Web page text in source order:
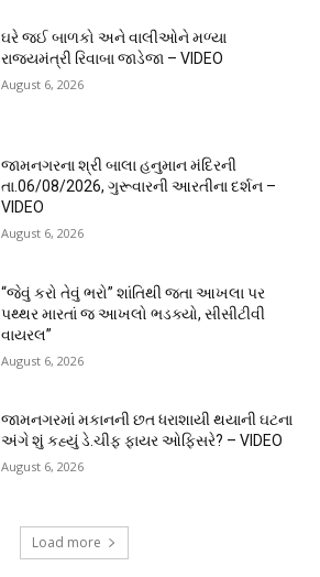
ઘરે જઈ બાળકો અને વાલીઓને મળ્યા
રાજ્યમંત્રી રિવાબા જાડેજા – VIDEO
August 6, 2026
જામનગરના શ્રી બાલા હનુમાન મંદિરની
તા.06/08/2026, ગુરૂવારની આરતીના દર્શન –
VIDEO
August 6, 2026
“જેવું કરો તેવું ભરો” શાંતિથી જતા આખલા પર
પથ્થર મારતાં જ આખલો ભડક્યો, સીસીટીવી
વાયરલ”
August 6, 2026
જામનગરમાં મકાનની છત ધરાશાયી થયાની ઘટના
અંગે શું કહ્યું ડે.ચીફ ફાયર ઓફિસરે? – VIDEO
August 6, 2026
Load more